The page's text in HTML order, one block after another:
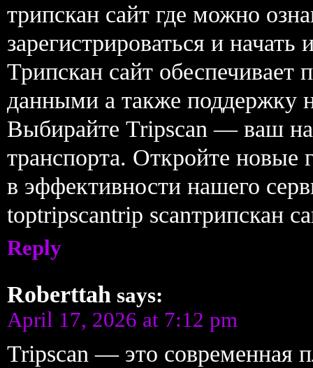
трипскан сайт где можно
зарегистрироваться и начать
Трипскан сайт обеспечивает
данными а также поддержку
Выбирайте Tripscan — ваш
транспорта. Откройте новые
в эффективности нашего
toptripscantrip scanтрипскан
Reply
Roberttah says:
April 17, 2026 at 7:12 pm
Tripscan — это современная